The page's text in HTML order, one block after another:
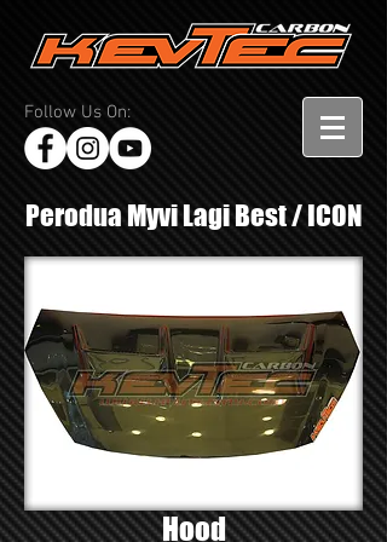
Follow Us On:
Perodua Myvi Lagi Best / ICON
Hood